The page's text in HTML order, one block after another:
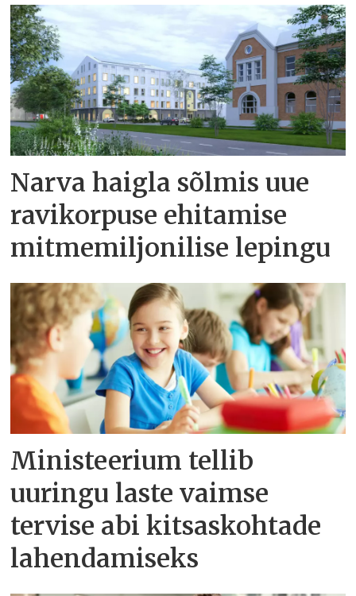
Narva haigla sõlmis uue
ravikorpuse ehitamise
mitmemiljonilise lepingu
Ministeerium tellib
uuringu laste vaimse
tervise abi kitsaskohtade
lahendamiseks